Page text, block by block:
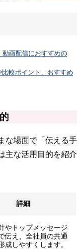
動画配信におすすめの
較ポイント、おすすめ
な場面で「伝える手
主な活用目的を紹介
詳細
やトップメッセージ
伝え、全社員の共通
成しやすくします。